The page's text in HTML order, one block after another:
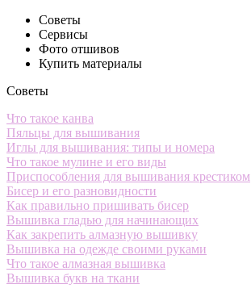
Советы
Сервисы
Фото отшивов
Купить материалы
Советы
Что такое канва
Пяльцы для вышивания
Иглы для вышивания: типы и номера
Что такое мулине и его виды
Приспособления для вышивания крестиком
Бисер и его разновидности
Как правильно пришивать бисер
Вышивка гладью для начинающих
Как закрепить алмазную вышивку
Вышивка на одежде своими руками
Что такое алмазная вышивка
Вышивка букв на ткани